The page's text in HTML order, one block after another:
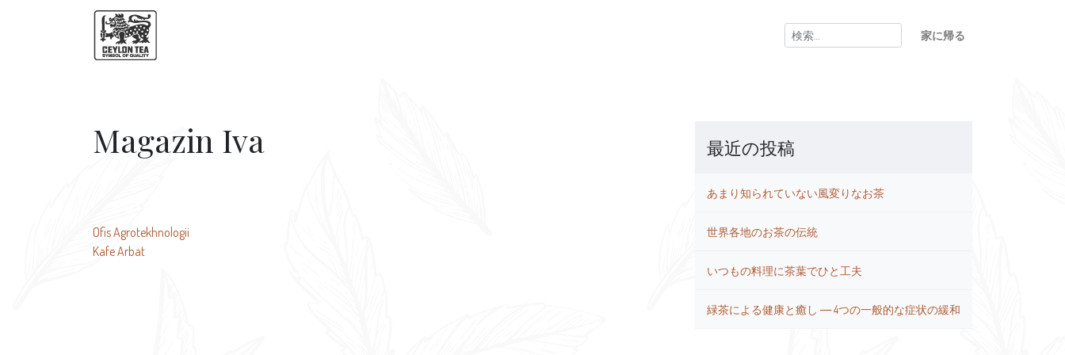
検
索:
家に帰る
最近の投稿
あまり知られていない風変りなお茶
世界各地のお茶の伝統
いつもの料理に茶葉でひと工夫
緑茶による健康と癒し ― 4つの一般的な症状の緩和
Magazin Iva
投
稿
Ofis Agrotekhnologii
Kafe Arbat